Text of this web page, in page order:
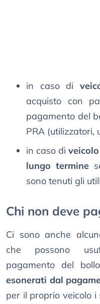
in caso di
acquisto con
pagamento del
PRA (utilizzatori,
in caso di
lungo termine
sono tenuti gli
Chi non deve
Ci sono anche
che possono
pagamento del
esonerati dal
per il proprio veicolo i